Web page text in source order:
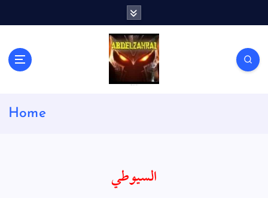
Home
السيوطي